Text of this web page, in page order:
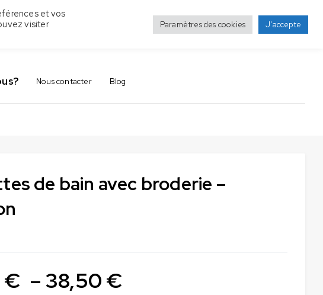
Nous contacter Blog
de bain avec broderie –
€ –38,50€
et vos
visiter
Paramètres des cookies J'accepte